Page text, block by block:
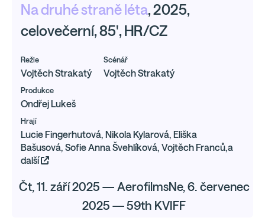
Na druhé straně léta, 2025,
celovečerní, 85', HR/CZ
Režie
Vojtěch Strakatý
Scénář
Vojtěch Strakatý
Produkce
Ondřej Lukeš
Hrají
Lucie Fingerhutová, Nikola Kylarová, Eliška
Bašusová, Sofie Anna Švehlíková, Vojtěch Franců,a
další
Čt, 11. září 2025 — AerofilmsNe, 6. červenec
2025 — 59th KVIFF